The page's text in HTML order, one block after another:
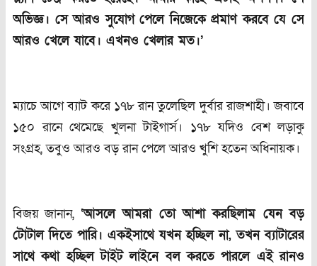
অভিজ্ঞ। সে আরও সুযোগ পেলে নিজেকে প্রমাণ করবে যে সে
আরও খেলে যাবে। এখনও খেলার মত।’
ম্যাচে আগে ব্যাট করে ১৭৮ রান তুলেছিল দুর্বার রাজশাহী। জবাবে
১৫০ রানে থেমেছে খুলনা টাইগার্স। ১৭৮ যদিও বেশ লড়াকু
সংগ্রহ, তবুও আরও বড় রান পেলে আরও খুশি হতেন অধিনায়ক।
বিজয় জানান, ‘আসলে আমরা তো আশা করছিলাম যেন বড়
টোটাল দিতে পারি। একইসাথে যখন হচ্ছিল না,তখন ব্যাটারের
সাথে কথা হচ্ছিল টাইট লাইনে বল করতে পারলে এই রানও